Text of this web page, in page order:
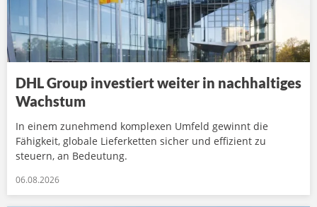
DHL Group investiert weiter in nachhaltiges
Wachstum
In einem zunehmend komplexen Umfeld gewinnt die
Fähigkeit, globale Lieferketten sicher und effizient zu
steuern, an Bedeutung.
06.08.2026